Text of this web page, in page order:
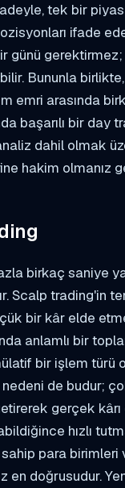
tek bir
ifade
günü
Bununla
emri arasında
başarılı bir day
dahil olmak
hakim olmanız
birkaç saniye
Scalp trading'in
bir kâr elde
anlamlı bir
bir işlem türü
nedeni de budur;
gerçek kârı
hızlı
para birimleri
en doğrusudur.